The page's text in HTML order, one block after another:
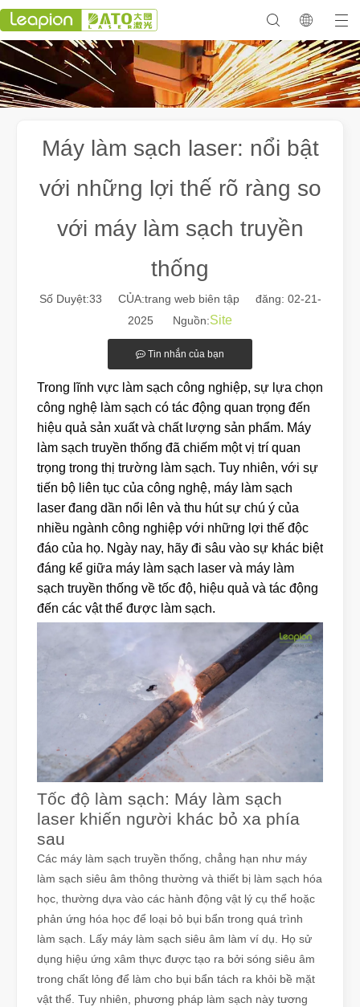
Máy làm sạch laser: nổi bật
với những lợi thế rõ ràng so
với máy làm sạch truyền
thống
Số Duyệt:33 CỦA:trang web biên tập đăng: 02-21-
2025 Nguồn:Site
Tin nhắn của bạn
Trong lĩnh vực làm sạch công nghiệp, sự lựa chọn
công nghệ làm sạch có tác động quan trọng đến
hiệu quả sản xuất và chất lượng sản phẩm. Máy
làm sạch truyền thống đã chiếm một vị trí quan
trọng trong thị trường làm sạch. Tuy nhiên, với sự
tiến bộ liên tục của công nghệ, máy làm sạch
laser đang dần nổi lên và thu hút sự chú ý của
nhiều ngành công nghiệp với những lợi thế độc
đáo của họ. Ngày nay, hãy đi sâu vào sự khác biệt
đáng kể giữa máy làm sạch laser và máy làm
sạch truyền thống về tốc độ, hiệu quả và tác động
đến các vật thể được làm sạch.
Tốc độ làm sạch: Máy làm sạch
laser khiến người khác bỏ xa phía
sau
Các máy làm sạch truyền thống, chẳng hạn như máy
làm sạch siêu âm thông thường và thiết bị làm sạch hóa
học, thường dựa vào các hành động vật lý cụ thể hoặc
phản ứng hóa học để loại bỏ bụi bẩn trong quá trình
làm sạch. Lấy máy làm sạch siêu âm làm ví dụ. Họ sử
dụng hiệu ứng xâm thực được tạo ra bởi sóng siêu âm
trong chất lỏng để làm cho bụi bẩn tách ra khỏi bề mặt
vật thể. Tuy nhiên, phương pháp làm sạch này tương